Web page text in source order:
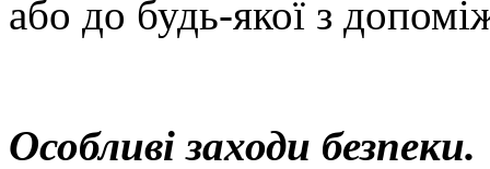
або до будь-якої з
Особливі заходи безпеки.